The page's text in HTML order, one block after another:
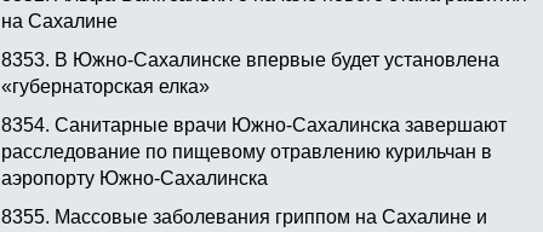
на Сахалине
8353. В Южно-Сахалинске впервые будет установлена
«губернаторская елка»
8354. Санитарные врачи Южно-Сахалинска завершают
расследование по пищевому отравлению курильчан в
аэропорту Южно-Сахалинска
8355. Массовые заболевания гриппом на Сахалине и